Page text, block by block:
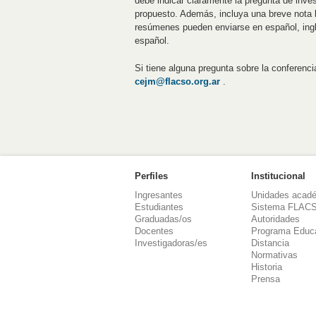
propuesto. Además, incluya una breve
resúmenes pueden enviarse en español,
español.
Si tiene alguna pregunta sobre la
cejm@flacso.org.ar .
Perfiles
Ingresantes
Estudiantes
Graduadas/os
Docentes
Investigadoras/es
Institucional
Unidades
Sistema
Autoridades
Programa
Distancia
Normativas
Historia
Prensa